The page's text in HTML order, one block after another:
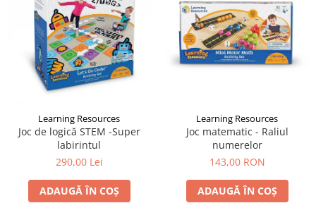
LEGO Art
LEGO Creator Expert
LEGO Architecture
LEGO Ideas
Learning Resources
Joc de logică STEM -Super
labirintul
290,00 Lei
ADAUGĂ ÎN COȘ
Learning Resources
Joc matematic - Raliul
numerelor
143,00 RON
ADAUGĂ ÎN COȘ